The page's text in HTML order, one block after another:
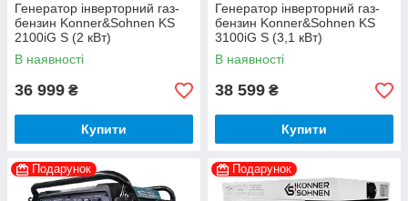
Генератор інверторний газ-
бензин Konner&Sohnen KS
2100iG S (2 кВт)
В наявності
36 999 ₴
Купити
Генератор інверторний газ-
бензин Konner&Sohnen KS
3100iG S (3,1 кВт)
В наявності
38 599 ₴
Купити
Подарунок Подарунок